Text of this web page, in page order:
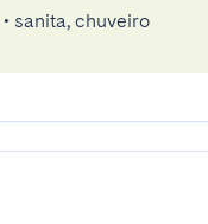
• sanita, chuveiro